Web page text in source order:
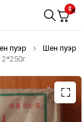
0
пуэр
Шен пуэр